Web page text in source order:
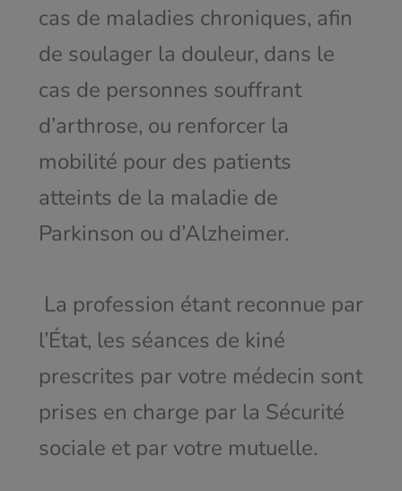
cas de maladies chroniques, afin
de soulager la douleur, dans le
cas de personnes souffrant
d’arthrose, ou renforcer la
mobilité pour des patients
atteints de la maladie de
Parkinson ou d’Alzheimer.
La profession étant reconnue par
l’État, les séances de kiné
prescrites par votre médecin sont
prises en charge par la Sécurité
sociale et par votre mutuelle.